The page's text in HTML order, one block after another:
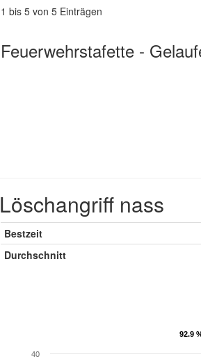
1 bis 5 von 5 Einträgen
Feuerwehrstafette -
Löschangriff nass
Bestzeit
Durchschnitt
92.9
92.9
40